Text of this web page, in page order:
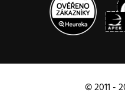
© 2011 -